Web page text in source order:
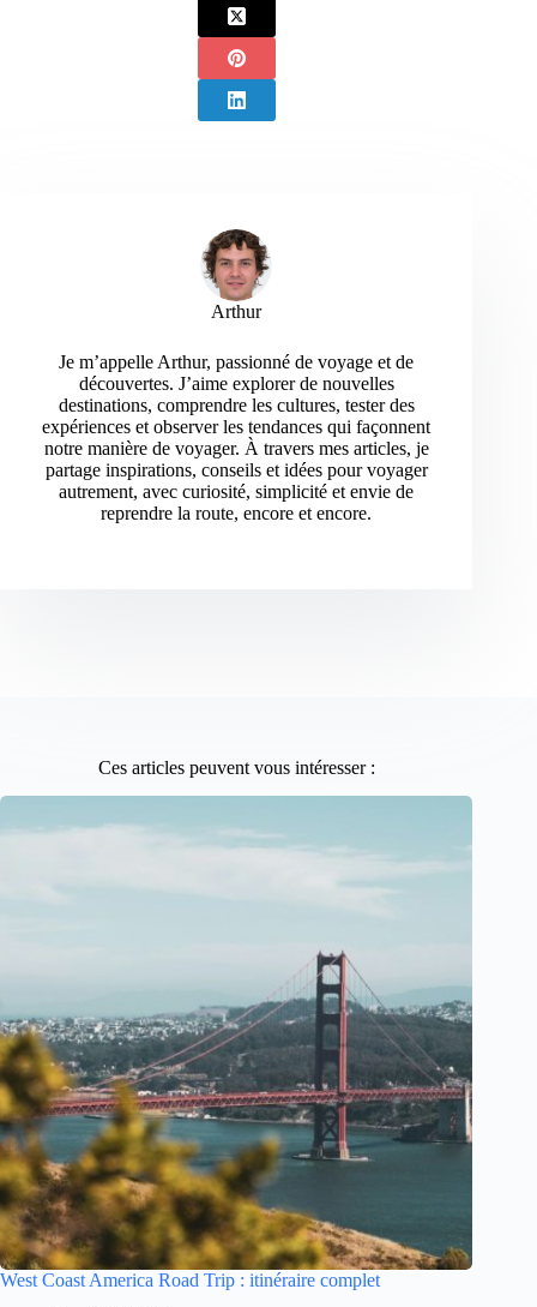
Arthur
Je m’appelle Arthur, passionné de voyage et de
découvertes. J’aime explorer de nouvelles
destinations, comprendre les cultures, tester des
expériences et observer les tendances qui façonnent
notre manière de voyager. À travers mes articles, je
partage inspirations, conseils et idées pour voyager
autrement, avec curiosité, simplicité et envie de
reprendre la route, encore et encore.
Ces articles peuvent vous intéresser :
West Coast America Road Trip : itinéraire complet